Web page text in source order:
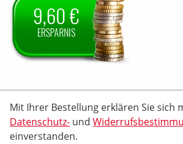
9,60 €
ERSPARNIS
Mit Ihrer Bestellung erklären Sie sich
Datenschutz- und
einverstanden.